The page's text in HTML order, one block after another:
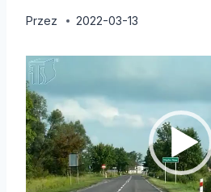
Przez 2022-03-13
O
d
t
w
a
r